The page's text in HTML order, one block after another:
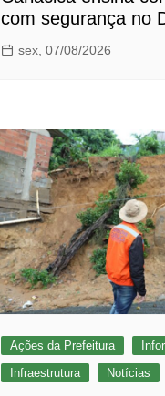
com segurança no
sex, 07/08/2026
Ações da Prefeitura
Infraestrutura
Notícias